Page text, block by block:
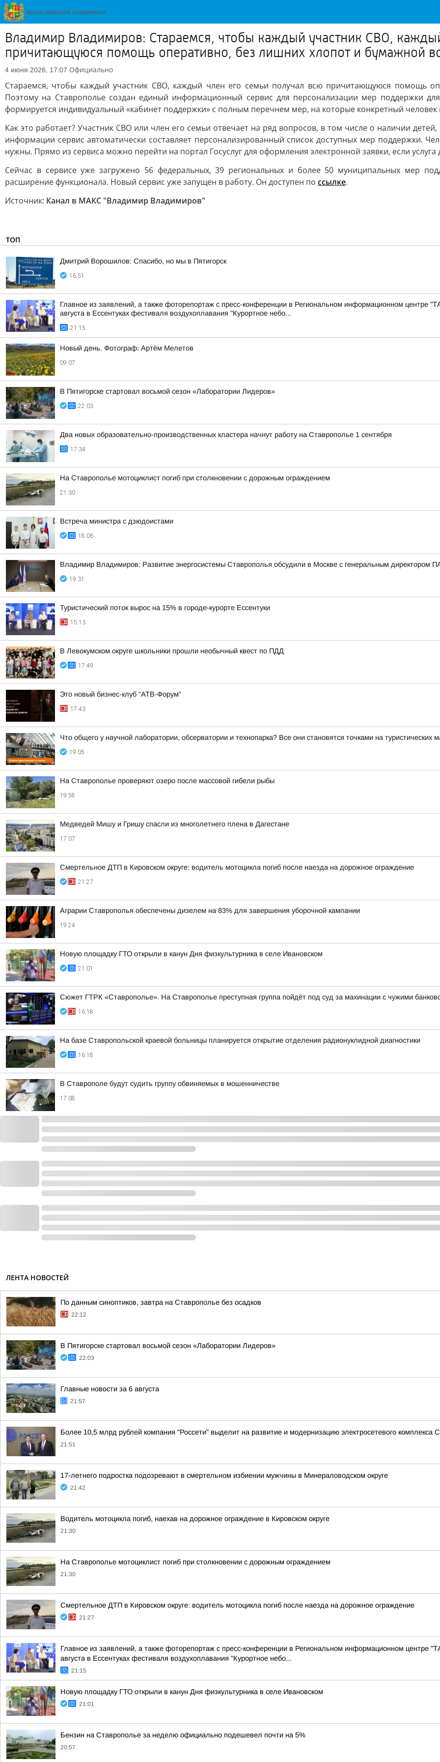
Владимир Владимиров: Стараемся, чтобы каждый участник СВО,
причитающуюся помощь оперативно, без лишних хлопот и бумажной
4 июня 2026, 17:07 Официально
Стараемся, чтобы каждый участник СВО, каждый член его семьи получал всю причитающуюся помощь
Поэтому на Ставрополье создан единый информационный сервис для персонализации мер поддержки
формируется индивидуальный «кабинет поддержки» с полным перечнем мер, на которые конкретный
Как это работает? Участник СВО или член его семьи отвечает на ряд вопросов, в том числе о наличии
информации сервис автоматически составляет персонализированный список доступных мер поддержки.
нужны. Прямо из сервиса можно перейти на портал Госуслуг для оформления электронной заявки, если услуга
Сейчас в сервисе уже загружено 56 федеральных, 39 региональных и более 50 муниципальных мер
расширение функционала. Новый сервис уже запущен в работу. Он доступен по ссылке.
Источник: Канал в МАКС "Владимир Владимиров"
ТОП
Дмитрий Ворошилов: Спасибо, но мы в Пятигорск
16:51
Главное из заявлений, а также фоторепортаж с пресс-конференции в Региональном информационном центре
августа в Ессентуках фестиваля воздухоплавания "Курортное небо...
21:15
Новый день. Фотограф: Артём Мелетов
09:07
В Пятигорске стартовал восьмой сезон «Лаборатории Лидеров»
22:03
Два новых образовательно-производственных кластера начнут работу на Ставрополье 1 сентября
17:34
На Ставрополье мотоциклист погиб при столкновении с дорожным ограждением
21:30
Встреча министра с дзюдоистами
18:06
Владимир Владимиров: Развитие энергосистемы Ставрополья обсудили в Москве с генеральным
19:31
Туристический поток вырос на 15% в городе-курорте Ессентуки
15:13
В Левокумском округе школьники прошли необычный квест по ПДД
17:49
Это новый бизнес-клуб “АТВ-Форум”
17:43
Что общего у научной лаборатории, обсерватории и технопарка? Все они становятся точками на туристических
19:05
На Ставрополье проверяют озеро после массовой гибели рыбы
19:58
Медведей Мишу и Гришу спасли из многолетнего плена в Дагестане
17:07
Смертельное ДТП в Кировском округе: водитель мотоцикла погиб после наезда на дорожное ограждение
21:27
Аграрии Ставрополья обеспечены дизелем на 83% для завершения уборочной кампании
19:24
Новую площадку ГТО открыли в канун Дня физкультурника в селе Ивановском
21:01
Сюжет ГТРК «Ставрополье». На Ставрополье преступная группа пойдёт под суд за махинации с чужими
16:18
На базе Ставропольской краевой больницы планируется открытие отделения радионуклидной диагностики
16:18
В Ставрополе будут судить группу обвиняемых в мошенничестве
17:08
ЛЕНТА НОВОСТЕЙ
По данным синоптиков, завтра на Ставрополье без осадков
22:12
В Пятигорске стартовал восьмой сезон «Лаборатории Лидеров»
22:03
Главные новости за 6 августа
21:57
Более 10,5 млрд рублей компания "Россети" выделит на развитие и модернизацию электросетевого комплекса
21:51
17-летнего подростка подозревают в смертельном избиении мужчины в Минераловодском округе
21:42
Водитель мотоцикла погиб, наехав на дорожное ограждение в Кировском округе
21:30
На Ставрополье мотоциклист погиб при столкновении с дорожным ограждением
21:30
Смертельное ДТП в Кировском округе: водитель мотоцикла погиб после наезда на дорожное ограждение
21:27
Главное из заявлений, а также фоторепортаж с пресс-конференции в Региональном информационном центре
августа в Ессентуках фестиваля воздухоплавания "Курортное небо...
21:15
Новую площадку ГТО открыли в канун Дня физкультурника в селе Ивановском
21:01
Бензин на Ставрополье за неделю официально подешевел почти на 5%
20:57